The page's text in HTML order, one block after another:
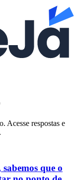
. Acesse respostas e
que o